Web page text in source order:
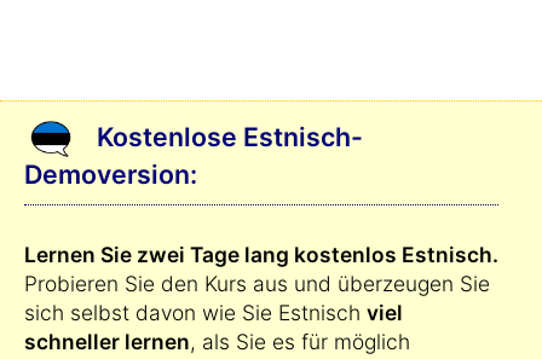
Kostenlose Estnisch-
Demoversion:
Lernen Sie zwei Tage lang kostenlos Estnisch.
Probieren Sie den Kurs aus und überzeugen Sie
sich selbst davon wie Sie Estnisch viel
schneller lernen, als Sie es für möglich